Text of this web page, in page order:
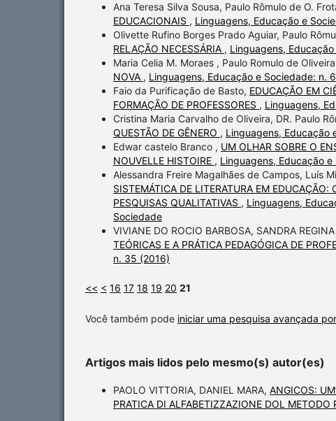
Ana Teresa Silva Sousa, Paulo Rômulo de O.
EDUCACIONAIS , Linguagens, Educação e
Olivette Rufino Borges Prado Aguiar, Paulo
RELAÇÃO NECESSÁRIA , Linguagens,
Maria Celia M. Moraes , Paulo Romulo de
NOVA , Linguagens, Educação e Sociedade: n.
Faio da Purificação de Basto, EDUCAÇÃO EM
FORMAÇÃO DE PROFESSORES , Linguagens,
Cristina Maria Carvalho de Oliveira, DR. Paulo
QUESTÃO DE GÊNERO , Linguagens, Educação
Edwar castelo Branco , UM OLHAR SOBRE O
NOUVELLE HISTOIRE , Linguagens, Educação
Alessandra Freire Magalhães de Campos, Luís
SISTEMÁTICA DE LITERATURA EM
PESQUISAS QUALITATIVAS , Linguagens,
Sociedade
VIVIANE DO ROCIO BARBOSA, SANDRA
TEÓRICAS E A PRÁTICA PEDAGÓGICA DE
n. 35 (2016)
<< < 16 17 18 19 20 21
Você também pode iniciar uma pesquisa avançada
Artigos mais lidos pelo mesmo(s) autor(es)
PAOLO VITTORIA, DANIEL MARA, ANGICOS:
PRATICA DI ALFABETIZZAZIONE DOL METODO